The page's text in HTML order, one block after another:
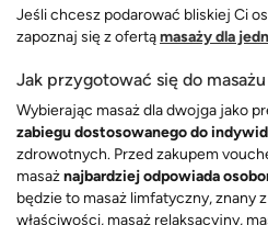
Jeśli chcesz podarować bliskiej Ci
zapoznaj się z ofertąmasaży dla
Jak przygotować się do
Wybierając masaż dla dwojga jako
zabiegu dostosowanego do
zdrowotnych. Przed zakupem
masażnajbardziej odpowiada
będzie to masaż limfatyczny, znany
właściwości, masaż relaksacyjny,